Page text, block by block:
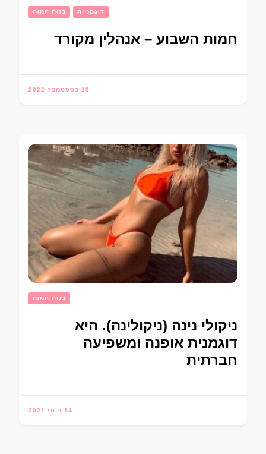
בנות חמות דוגמניות
חמות השבוע – אנהלין מקורד
13 בספטמבר 2022
בנות חמות
ניקולי נינה (ניקולינה). היא
דוגמנית אופנה ומשפיעה
חברתית
14 ביוני 2021